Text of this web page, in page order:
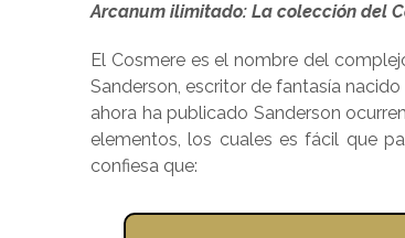
Arcanum ilimitado: La colección del
El Cosmere es el nombre del
Sanderson, escritor de fantasía
ahora ha publicado Sanderson
elementos, los cuales es fácil que
confiesa que: